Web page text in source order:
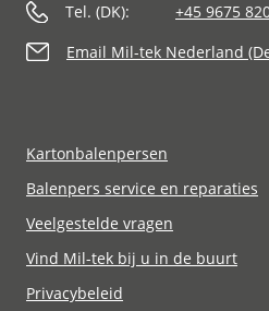
Tel. (DK):
+45 9675
Email Mil-tek Nederland
Kartonbalenpersen
Balenpers service en reparaties
Veelgestelde vragen
Vind Mil-tek bij u in de buurt
Privacybeleid